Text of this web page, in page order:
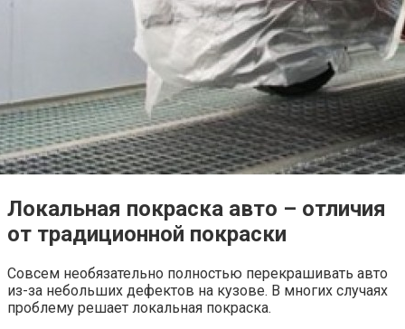
Локальная покраска авто – отличия
от традиционной покраски
Совсем необязательно полностью перекрашивать авто
из-за небольших дефектов на кузове. В многих случаях
проблему решает локальная покраска.